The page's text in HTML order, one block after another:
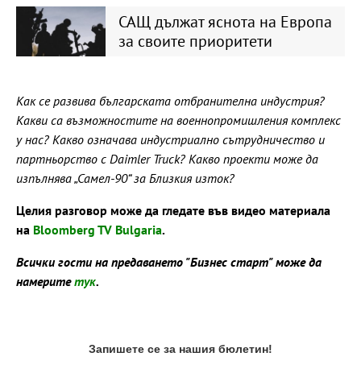
САЩ дължат яснота на Европа
за своите приоритети
Как се развива българската отбранителна индустрия?
Какви са възможностите на военнопромишления комплекс
у нас? Какво означава индустриално сътрудничество и
партньорство с Daimler Truck? Какво проекти може да
изпълнява „Самел-90“ за Близкия изток?
Целия разговор може да гледате във видео материала
на Bloomberg TV Bulgaria.
Всички гости на предаването "Бизнес старт" може да
намеритетук.